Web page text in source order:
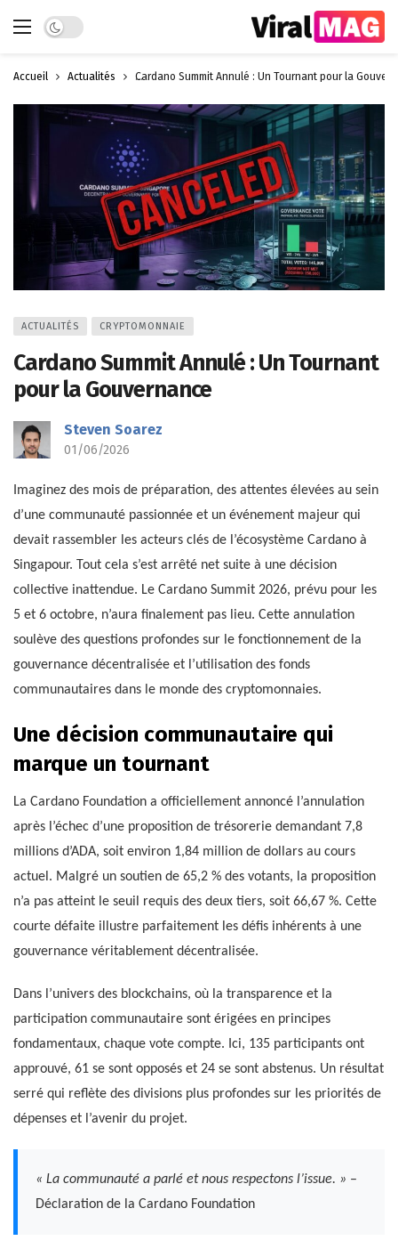
Dark mode
Accueil Actualités Cardano Summit Annulé : Un Tournant pour la
ACTUALITÉS CRYPTOMONNAIE
Cardano Summit Annulé : Un Tournant
pour la Gouvernance
Steven Soarez
01/06/2026
Imaginez des mois de préparation, des attentes élevées au sein
d’une communauté passionnée et un événement majeur qui
devait rassembler les acteurs clés de l’écosystème Cardano à
Singapour. Tout cela s’est arrêté net suite à une décision
collective inattendue. Le Cardano Summit 2026, prévu pour les
5 et 6 octobre, n’aura finalement pas lieu. Cette annulation
soulève des questions profondes sur le fonctionnement de la
gouvernance décentralisée et l’utilisation des fonds
communautaires dans le monde des cryptomonnaies.
Une décision communautaire qui
marque un tournant
La Cardano Foundation a officiellement annoncé l’annulation
après l’échec d’une proposition de trésorerie demandant 7,8
millions d’ADA, soit environ 1,84 million de dollars au cours
actuel. Malgré un soutien de 65,2 % des votants, la proposition
n’a pas atteint le seuil requis des deux tiers, soit 66,67 %. Cette
courte défaite illustre parfaitement les défis inhérents à une
gouvernance véritablement décentralisée.
Dans l’univers des blockchains, où la transparence et la
participation communautaire sont érigées en principes
fondamentaux, chaque vote compte. Ici, 135 participants ont
approuvé, 61 se sont opposés et 24 se sont abstenus. Un résultat
serré qui reflète des divisions plus profondes sur les priorités de
dépenses et l’avenir du projet.
« La communauté a parlé et nous respectons l’issue. » –
Déclaration de la Cardano Foundation